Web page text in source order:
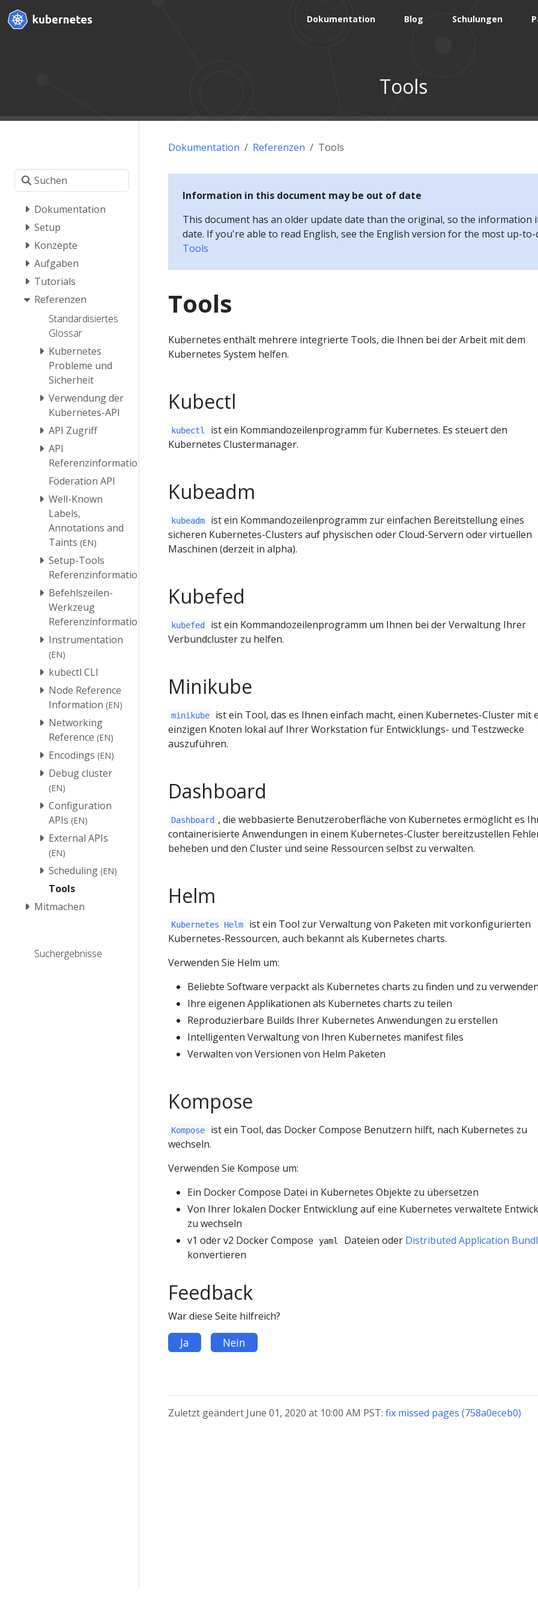
Dokumentation Blog Schulungen
Tools
Dokumentation
Setup
Konzepte
Aufgaben
Tutorials
Referenzen
Standardisiertes
Glossar
Kubernetes
Probleme und
Sicherheit
Verwendung der
Kubernetes-API
API Zugriff
API
Referenzinformationen
Föderation API
Well-Known
Labels,
Annotations and
Taints (EN)
Setup-Tools
Referenzinformationen
Befehlszeilen-
Werkzeug
Referenzinformationen
Instrumentation
(EN)
kubectl CLI
Node Reference
Information (EN)
Networking
Reference (EN)
Encodings (EN)
Debug cluster
(EN)
Configuration
APIs (EN)
External APIs
(EN)
Scheduling (EN)
Tools
Mitmachen
Suchergebnisse
Dokumentation Referenzen Tools
Information in this document may be out of date
This document has an older update date than the original, so the information
date. If you're able to read English, see the English version for the most up-
Tools
Tools
Kubernetes enthält mehrere integrierte Tools, die Ihnen bei der Arbeit mit dem
Kubernetes System helfen.
Kubectl
kubectl
ist ein Kommandozeilenprogramm für Kubernetes. Es steuert den
Kubernetes Clustermanager.
Kubeadm
kubeadm
ist ein Kommandozeilenprogramm zur einfachen Bereitstellung eines
sicheren Kubernetes-Clusters auf physischen oder Cloud-Servern oder virtuellen
Maschinen (derzeit in alpha).
Kubefed
kubefed
ist ein Kommandozeilenprogramm um Ihnen bei der Verwaltung Ihrer
Verbundcluster zu helfen.
Minikube
minikube
ist ein Tool, das es Ihnen einfach macht, einen Kubernetes-Cluster mit
einzigen Knoten lokal auf Ihrer Workstation für Entwicklungs- und Testzwecke
auszuführen.
Dashboard
Dashboard , die webbasierte Benutzeroberfläche von Kubernetes ermöglicht es
containerisierte Anwendungen in einem Kubernetes-Cluster bereitzustellen
beheben und den Cluster und seine Ressourcen selbst zu verwalten.
Helm
Kubernetes Helm
ist ein Tool zur Verwaltung von Paketen mit vorkonfigurierten
Kubernetes-Ressourcen, auch bekannt als Kubernetes charts.
Verwenden Sie Helm um:
Beliebte Software verpackt als Kubernetes charts zu finden und zu verwenden
Ihre eigenen Applikationen als Kubernetes charts zu teilen
Reproduzierbare Builds Ihrer Kubernetes Anwendungen zu erstellen
Intelligenten Verwaltung von Ihren Kubernetes manifest files
Verwalten von Versionen von Helm Paketen
Kompose
Kompose
ist ein Tool, das Docker Compose Benutzern hilft, nach Kubernetes zu
wechseln.
Verwenden Sie Kompose um:
Ein Docker Compose Datei in Kubernetes Objekte zu übersetzen
Von Ihrer lokalen Docker Entwicklung auf eine Kubernetes verwaltete
zu wechseln
v1 oder v2 Docker Compose
yaml Dateien oder Distributed Application
konvertieren
Feedback
War diese Seite hilfreich?
Ja Nein
Zuletzt geändert June 01, 2020 at 10:00 AM PST: fix missed pages (758a0eceb0)